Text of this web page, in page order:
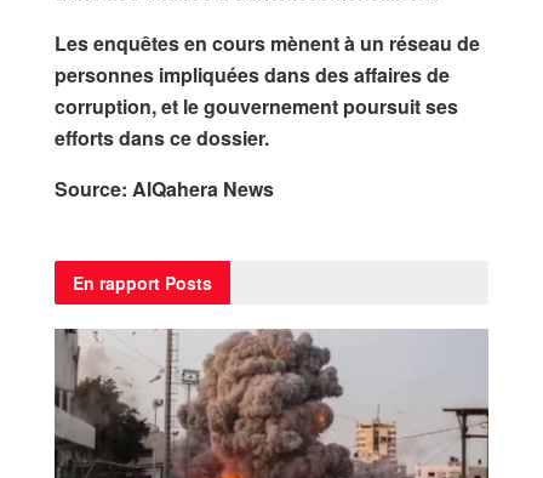
Les enquêtes en cours mènent à un réseau de
personnes impliquées dans des affaires de
corruption, et le gouvernement poursuit ses
efforts dans ce dossier.
Source: AlQahera News
En rapport Posts